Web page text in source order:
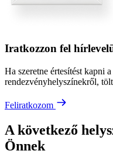
Iratkozzon fel
Ha szeretne értesítést kapni
rendezvényhelyszínekről,
Feliratkozom
A következő
Önnek